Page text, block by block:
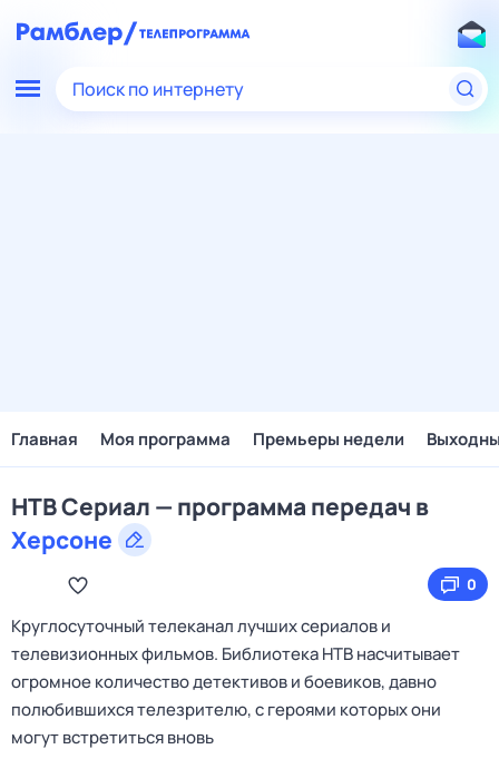
Поиск по интернету
Главная Моя программа Премьеры недели
НТВ Сериал — программа передач в
Херсоне
0
Круглосуточный телеканал лучших сериалов и
телевизионных фильмов. Библиотека НТВ насчитывает
огромное количество детективов и боевиков, давно
полюбившихся телезрителю, с героями которых они
могут встретиться вновь